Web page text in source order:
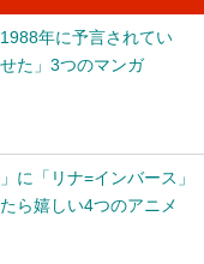
年に予言されてい
た」3つのマンガ
に「リナ=インバース」
ら嬉しい4つのアニメ